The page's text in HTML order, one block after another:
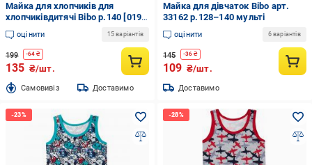
Майка для хлопчиків для
хлопчиківдитячі Bibo р.140 [019]
Black 44030
оцінити 15 варіантів
199 -64 ₴
135 ₴/шт.
Cамовивіз Доставимо
Майка для дівчаток Bibo арт.
33162 р.128–140 мульті
оцінити 6 варіантів
145 -36 ₴
109 ₴/шт.
Доставимо